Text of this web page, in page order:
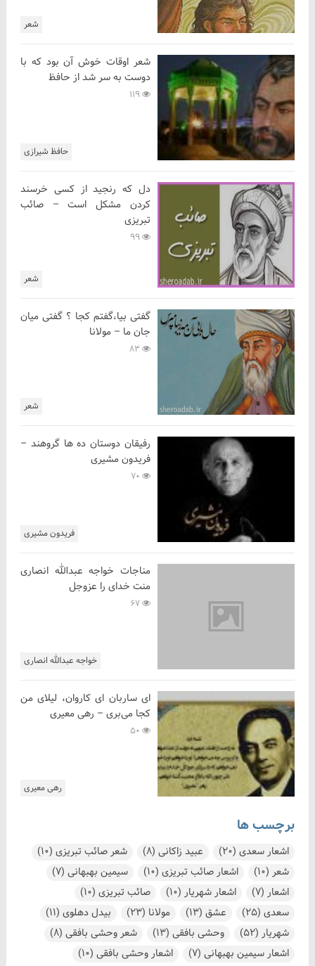
شعر
حافظ شیرازی
شعر اوقات خوش آن بود که با
دوست به سر شد از حافظ
شعر
دل که رنجید از کسی خرسند
کردن مشکل است – صائب
تبریزی
شعر
گفتی بیا،گفتم کجا ؟ گفتی میان
جان ما – مولانا
فریدون مشیری
رفیقان دوستان ده ها گروهند –
فریدون مشیری
خواجه عبدالله انصاری
مناجات خواجه عبدالله انصاری
منت خدای را عزوجل
رهی معیری
ای ساربان ای کاروان، لیلای من
کجا می‌بری – رهی معیری
برچسب ها
اشعار سعدی(20) عبید زاکانی(8) شعر صائب تبریزی(10)
شعر(10) اشعار صائب تبریزی(10) سیمین بهبهانی(7)
اشعار(7) اشعار شهریار(10) صائب تبریزی(10)
سعدی(25) عشق(13) مولانا (23) بیدل دهلوی(11)
شهریار(52) وحشی بافقی(13) شعر وحشی بافقی(8)
اشعار سیمین بهبهانی(7) اشعار وحشی بافقی(10)